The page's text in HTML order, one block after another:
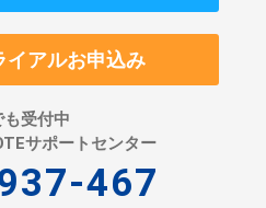
イアルお申込み
受付中
サポートセンター
467